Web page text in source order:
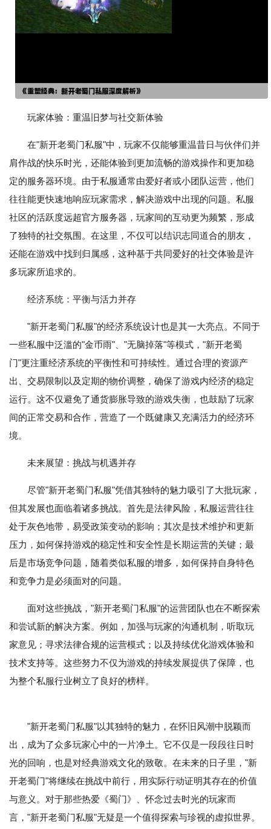
玩家体验：重温旧梦与社交新体验
在"新开老蜀门私服"中，玩家不仅能够重温昔日与伙伴们并
肩作战的快乐时光，还能体验到更加流畅的游戏操作和更加稳
定的服务器环境。由于私服通常由爱好者或小团队运营，他们
往往能更快速地响应玩家需求，解决游戏中出现的问题。私服
社区的活跃度远超官方服务器，玩家间的互动更为频繁，形成
了独特的社交氛围。在这里，不仅可以结识志同道合的朋友，
还能在游戏中找到归属感，这种基于共同爱好的社交体验是许
多玩家所追求的。
经济系统：平衡与活力并存
"新开老蜀门私服"的经济系统设计也是其一大亮点。不同于
一些私服中泛滥的"金币雨"、"无脑掉落"等模式，"新开老蜀
门"更注重经济系统的平衡性和可持续性。通过合理的资源产
出、交易限制以及定期的物价调整，确保了游戏内经济的稳定
运行。这不仅避免了通货膨胀导致的游戏失衡，也鼓励了玩家
间的正常交易和合作，营造了一个既健康又充满活力的经济环
境。
未来展望：挑战与机遇并存
尽管"新开老蜀门私服"凭借其独特的魅力吸引了大批玩家，
但其发展也面临着诸多挑战。首先是法律风险，私服运营往往
处于灰色地带，易受政策变动的影响；其次是技术维护和更新
压力，如何保持游戏的稳定性和安全性是长期运营的关键；最
后是市场竞争问题，随着类似私服的增多，如何保持自身特色
和竞争力是必须面对的问题。
面对这些挑战，"新开老蜀门私服"的运营团队也在不断探索
和尝试新的解决方案。例如，加强与玩家的沟通机制，听取玩
家意见；寻求法律合规的运营模式；以及持续优化游戏体验和
技术支持等。这些努力不仅为游戏的持续发展提供了保障，也
为整个私服行业树立了良好的榜样。
"新开老蜀门私服"以其独特的魅力，在怀旧风潮中脱颖而
出，成为了众多玩家心中的一片净土。它不仅是一段段往日时
光的回响，也是对经典游戏文化的致敬。在未来的日子里，"新
开老蜀门"将继续在挑战中前行，用实际行动证明其存在的价值
与意义。对于那些热爱《蜀门》、怀念过去时光的玩家而
言，"新开老蜀门私服"无疑是一个值得探索与珍视的虚拟世界。